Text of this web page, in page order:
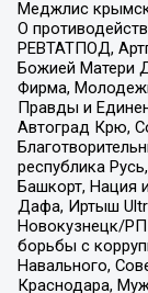
Меджлис
О
РЕВТАТПОД,
Божией Матери
Фирма,
Правды и
Автоград Крю,
республика
Башкорт, Нация
Дафа, Иртыш
Новокузнецк/
борьбы с
Навального,
Краснодара,